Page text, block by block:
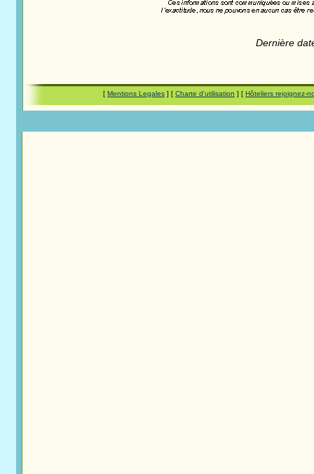
Dernière
[ Mentions Legales ] [ Charte d'utilisation ] [ Hôteliers rejoignez-